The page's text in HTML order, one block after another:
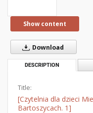
Show content
Download
DESCRIPTION
Title:
[Czytelnia dla dzieci
Bartoszycach. 1]